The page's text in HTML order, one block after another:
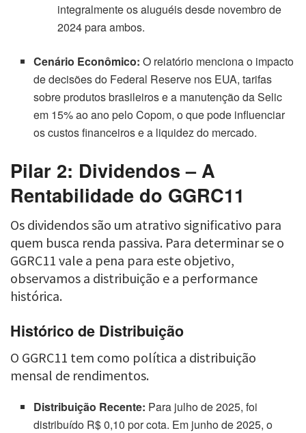
integralmente os aluguéis desde novembro de
2024 para ambos.
Cenário Econômico: O relatório menciona o impacto
de decisões do Federal Reserve nos EUA, tarifas
sobre produtos brasileiros e a manutenção da Selic
em 15% ao ano pelo Copom, o que pode influenciar
os custos financeiros e a liquidez do mercado.
Pilar 2: Dividendos – A
Rentabilidade do GGRC11
Os dividendos são um atrativo significativo para
quem busca renda passiva. Para determinar se o
GGRC11 vale a pena para este objetivo,
observamos a distribuição e a performance
histórica.
Histórico de Distribuição
O GGRC11 tem como política a distribuição
mensal de rendimentos.
Distribuição Recente: Para julho de 2025, foi
distribuído R$ 0,10 por cota. Em junho de 2025, o